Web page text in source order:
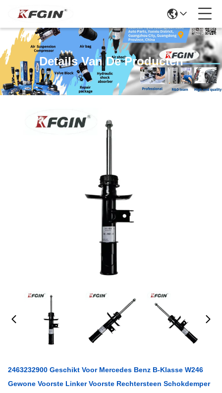
Details Van De Producten
2463232900 Geschikt Voor Mercedes Benz B-Klasse W246
Gewone Voorste Linker Voorste Rechtersteen Schokdemper